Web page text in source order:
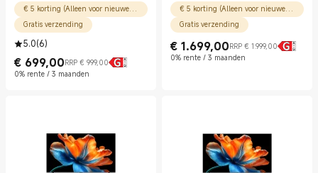
€ 5 korting (Alleen voor nieuwe gebruikers)
Gratis verzending
5.0(6)
€ 699,00
Current Price € 699.00
RRP € 999,00
Marktprijs € 999,00
0% rente / 3 maanden
€ 5 korting (Alleen voor nieuwe gebruikers)
Gratis verzending
€ 1.699,00
Current Price € 1699.00RRP € 1.999,00
Marktprijs € 1.999,00
0% rente / 3 maanden